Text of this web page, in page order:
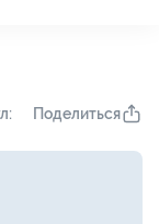
Поделиться